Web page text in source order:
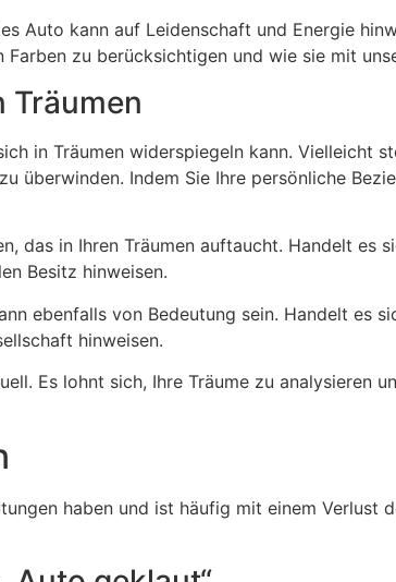
Auto kann auf Leidenschaft und Energie
zu berücksichtigen und wie sie mit
Träumen
in Träumen widerspiegeln kann. Vielleicht
überwinden. Indem Sie Ihre persönliche
das in Ihren Träumen auftaucht. Handelt es
Besitz hinweisen.
ebenfalls von Bedeutung sein. Handelt es
hinweisen.
Es lohnt sich, Ihre Träume zu analysieren
haben und ist häufig mit einem